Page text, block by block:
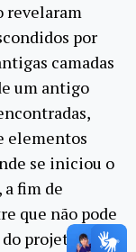
revelaram
por
camadas
um antigo
elementos
se iniciou o
fim de
que não pode
projeto de